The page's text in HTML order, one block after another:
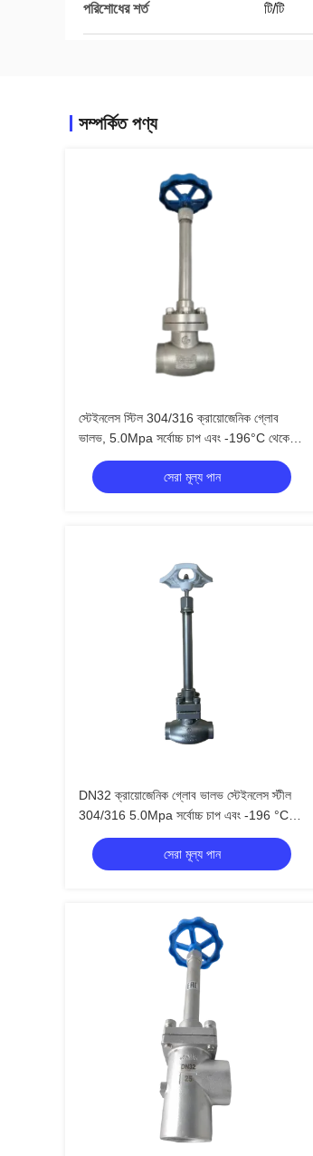
পরিশোধের শর্ত টি/টি
সম্পর্কিত পণ্য
স্টেইনলেস স্টিল 304/316 ক্রায়োজেনিক গ্লোব
ভালভ, 5.0Mpa সর্বোচ্চ চাপ এবং -196°C থেকে
+80°C তাপমাত্রা সীমা সহ
সেরা মূল্য পান
DN32 ক্রায়োজেনিক গ্লোব ভালভ স্টেইনলেস স্টীল
304/316 5.0Mpa সর্বোচ্চ চাপ এবং -196 °C
থেকে +80 °C তাপমাত্রা পরিসীমা
সেরা মূল্য পান